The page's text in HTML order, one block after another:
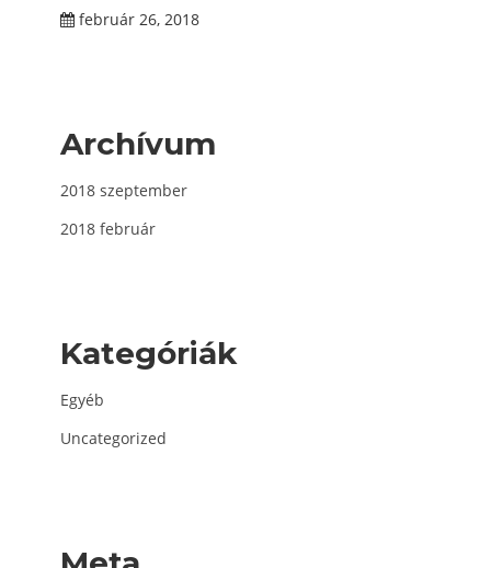
február 26, 2018
Archívum
2018 szeptember
2018 február
Kategóriák
Egyéb
Uncategorized